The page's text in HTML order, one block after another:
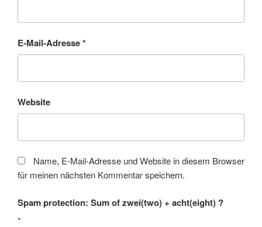
E-Mail-Adresse*
Website
Name, E-Mail-Adresse und Website in diesem Browser
für meinen nächsten Kommentar speichern.
Spam protection: Sum of zwei(two) + acht(eight) ?
*